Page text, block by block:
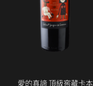
愛的真諦 頂級窖藏卡本